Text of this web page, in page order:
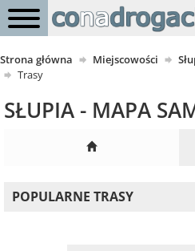
Strona główna Miejscowości
Trasy
SŁUPIA - MAPA
POPULARNE TRASY